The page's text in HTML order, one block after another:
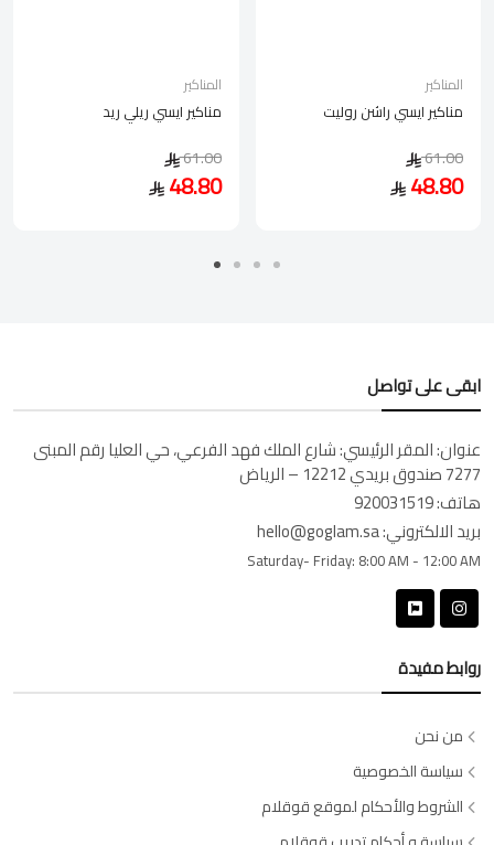
المناكير
مناكير ايسي ريلي ريد
61.00
48.80
المناكير
مناكير ايسي راشن روليت
61.00
48.80
ابقى على تواصل
عنوان:المقر الرئيسي: شارع الملك فهد الفرعي، حي العليا رقم المبنى
7277 صندوق بريدي 12212 – الرياض
هاتف:920031519
بريد الالكتروني:hello@goglam.sa
Saturday- Friday: 8:00 AM - 12:00 AM
روابط مفيدة
من نحن
سياسة الخصوصية
الشروط والأحكام لموقع قوقلام